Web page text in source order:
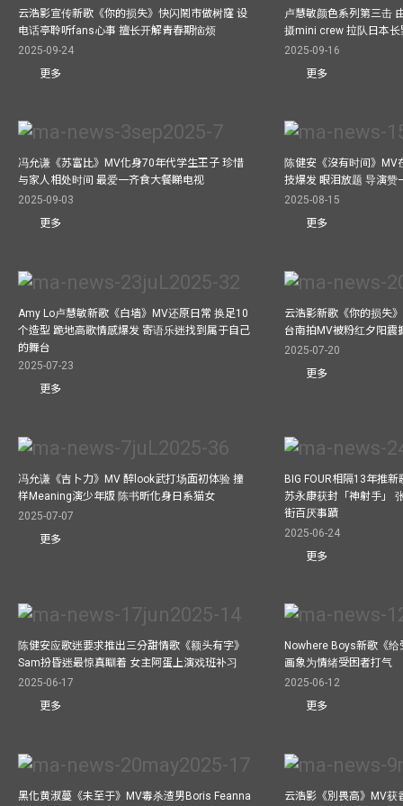
云浩影宣传新歌《你的损失》快闪鬧市做树窿 设
电话亭聆听fans心事 擅长开解青春期恼烦
2025-09-24
更多
卢慧敏颜色系列第三击
摄mini crew 拉队日本长
2025-09-16
更多
冯允谦《苏富比》MV化身70年代学生王子 珍惜
与家人相处时间 最爱一齐食大餐睇电视
2025-09-03
更多
陈健安《沒有时间》MV
技爆发 眼泪放题 导演
2025-08-15
更多
Amy Lo卢慧敏新歌《白墙》MV还原日常 换足10
个造型 跪地高歌情感爆发 寄语乐迷找到属于自己
的舞台
2025-07-23
更多
云浩影新歌《你的损失
台南拍MV被粉红夕阳震
2025-07-20
更多
冯允谦《吉卜力》MV 醉look武打场面初体验 撞
样Meaning演少年版 陈书昕化身日系猫女
2025-07-07
更多
BIG FOUR相隔13年推
苏永康获封「神射手」
街百厌事蹟
2025-06-24
更多
陈健安应歌迷要求推出三分甜情歌《额头有字》
Sam扮昏迷最惊真瞓着 女主阿蛋上演戏班补习
2025-06-17
更多
Nowhere Boys新歌《
画象为情绪受困者打气
2025-06-12
更多
黑化黄淑蔓《未至于》MV毒杀渣男Boris Feanna
云浩影《別畏高》MV获